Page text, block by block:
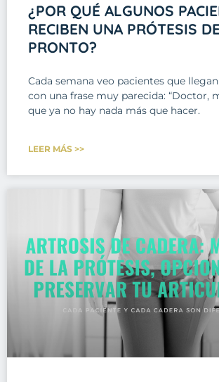
¿POR QUÉ ALGUNOS
RECIBEN UNA PRÓTESIS
PRONTO?
Cada semana veo pacientes que
con una frase muy parecida: “Doctor,
que ya no hay nada más que hacer.
LEER MÁS >>